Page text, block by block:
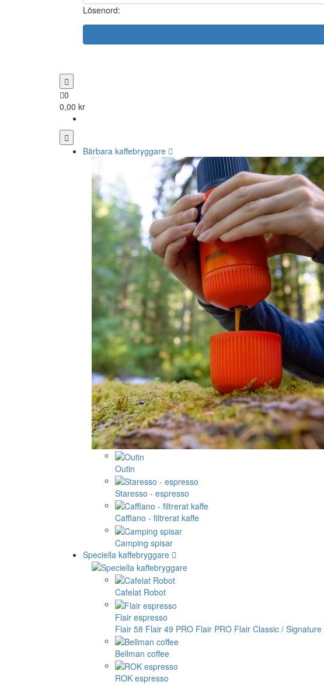
Lösenord:
0
0,00 kr
Bärbara kaffebryggare
Outin
Staresso - espresso
Cafflano - filtrerat kaffe
Camping spisar
Speciella kaffebryggare
Cafelat Robot
Flair espresso
Flair 58 Flair 49 PRO Flair PRO Flair Classic / Signature
Bellman coffee
ROK espresso